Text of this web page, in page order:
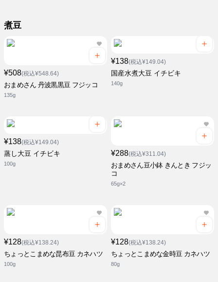
煮豆
¥508(税込¥548.64)
おまめさん 丹波黒黒豆 フジッコ
135g
¥138(税込¥149.04)
国産水煮大豆 イチビキ
140g
¥138(税込¥149.04)
蒸し大豆 イチビキ
100g
¥288(税込¥311.04)
おまめさん豆小鉢 きんとき フジッ
コ
65g×2
¥128(税込¥138.24)
ちょっとこまめな昆布豆 カネハツ
100g
¥128(税込¥138.24)
ちょっとこまめな金時豆 カネハツ
80g